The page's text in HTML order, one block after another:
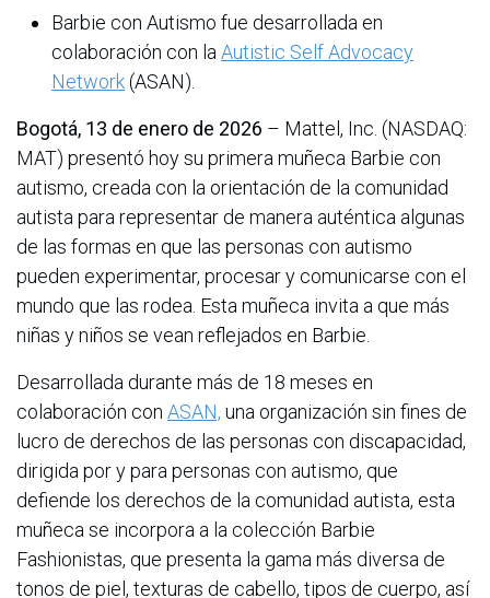
Barbie con Autismo fue desarrollada en
colaboración con laAutistic Self Advocacy
Network(ASAN).
Bogotá, 13 de enero de 2026 – Mattel, Inc. (NASDAQ:
MAT) presentó hoy su primera muñeca Barbie con
autismo, creada con la orientación de la comunidad
autista para representar de manera auténtica algunas
de las formas en que las personas con autismo
pueden experimentar, procesar y comunicarse con el
mundo que las rodea. Esta muñeca invita a que más
niñas y niños se vean reflejados en Barbie.
Desarrollada durante más de 18 meses en
colaboración con ASAN, una organización sin fines de
lucro de derechos de las personas con discapacidad,
dirigida por y para personas con autismo, que
defiende los derechos de la comunidad autista, esta
muñeca se incorpora a la colección Barbie
Fashionistas, que presenta la gama más diversa de
tonos de piel, texturas de cabello, tipos de cuerpo, así